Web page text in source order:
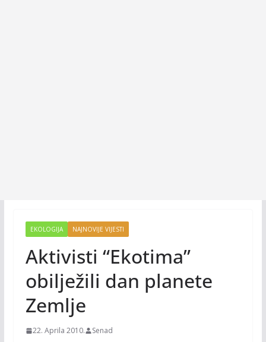
EKOLOGIJA NAJNOVIJE VIJESTI
Aktivisti “Ekotima”
obilježili dan planete
Zemlje
22. Aprila 2010. Senad